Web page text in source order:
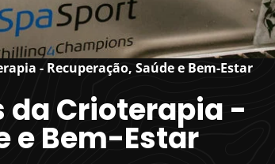
- Recuperação, Saúde e Bem-Estar
da Crioterapia -
e Bem-Estar